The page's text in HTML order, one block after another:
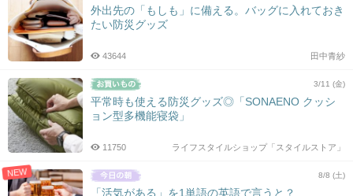
外出先の「もしも」に備える。バッグに入れておき
たい防災グッズ
田中青紗
43644
3/11 (金)
平常時も使える防災グッズ◎「SONAENO クッシ
ョン型多機能寝袋」
ライフスタイルショップ「スタイルストア」
11750
NEW 8/8 (土)
「活気がある」を1単語の英語で言うと？